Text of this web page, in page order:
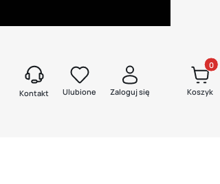
Kontakt Ulubione Zaloguj się Koszyk